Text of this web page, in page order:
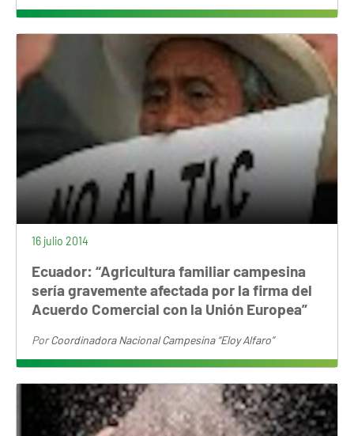
16 julio 2014
Ecuador: “Agricultura familiar campesina
sería gravemente afectada por la firma del
Acuerdo Comercial con la Unión Europea”
PorCoordinadora Nacional Campesina “Eloy Alfaro”